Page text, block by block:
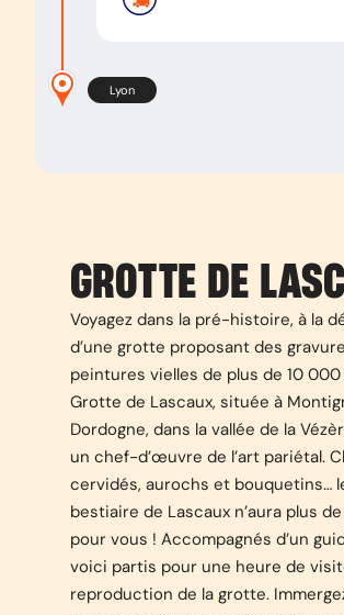
Lyon
GROTTE DE
Voyagez dans la pré-histoire, à la
d’une grotte proposant des
peintures vielles de plus de 10 000
Grotte de Lascaux, située à
Dordogne, dans la vallée de la
un chef-d’œuvre de l’art pariétal.
cervidés, aurochs et bouquetins…
bestiaire de Lascaux n’aura plus
pour vous ! Accompagnés d’un
voici partis pour une heure de
reproduction de la grotte.